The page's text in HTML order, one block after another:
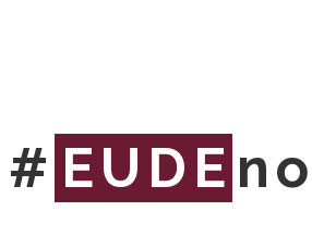
# EUDE